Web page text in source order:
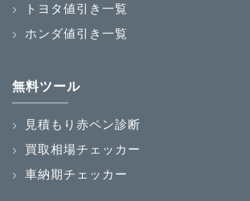
トヨタ値引き一覧
ホンダ値引き一覧
無料ツール
見積もり赤ペン診断
買取相場チェッカー
車納期チェッカー